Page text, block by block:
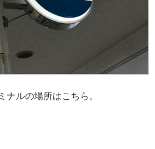
ナルの場所はこちら。